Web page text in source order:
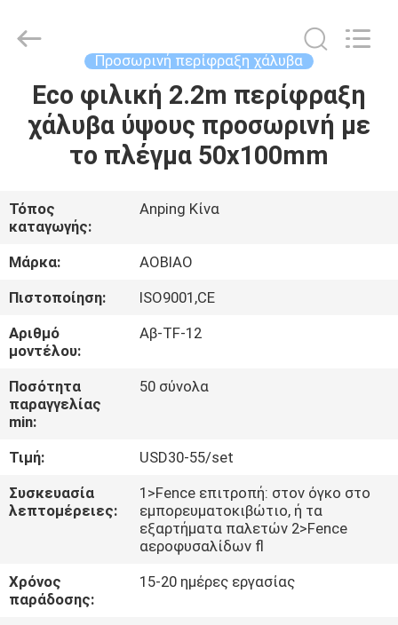
ΣΠΊΤΙ
ΠΡΟΪΌΝΤΑ
ΠΕΡΊΠΟΥ
ΕΜΕΊΣ
ΓΎΡΟΣ
ΕΡΓΟΣΤΑΣΊΩΝ
ΠΟΙΟΤΙΚΌΣ
ΈΛΕΓΧΟΣ
ΜΑΣ
ΕΛΆΤΕ
ΜΕ
securityfence.com.
Reserved.
Developed
Προσωρινή περίφραξη χάλυβα
Eco φιλική 2.2m περίφραξη
χάλυβα ύψους προσωρινή με
το πλέγμα 50x100mm
Τόπος
καταγωγής:
Anping Κίνα
Μάρκα:
AOBIAO
Πιστοποίηση:
ISO9001,CE
Αριθμό
μοντέλου:
Αβ-TF-12
Ποσότητα
παραγγελίας
min:
50 σύνολα
Τιμή:
USD30-55/set
Συσκευασία
λεπτομέρειες:
1>Fence επιτροπή: στον όγκο στο
εμπορευματοκιβώτιο, ή τα
εξαρτήματα παλετών 2>Fence
αεροφυσαλίδων fl
Χρόνος
παράδοσης:
15-20 ημέρες εργασίας